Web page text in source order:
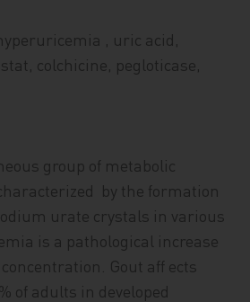
, uric acid,
colchicine, pegloticase,
group of metabolic
by the formation
urate crystals in various
is a pathological increase
Gout aff ects
of adults in developed